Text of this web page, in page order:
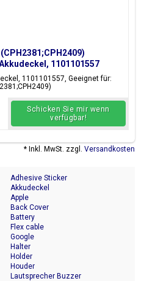
1101101557
1101101557, Geeignet für:
Schicken Sie mir wenn
verfügbar!
* Inkl. MwSt. zzgl. Versandkosten
Adhesive Sticker
Akkudeckel
Apple
Back Cover
Battery
Flex cable
Google
Halter
Holder
Houder
Lautsprecher Buzzer